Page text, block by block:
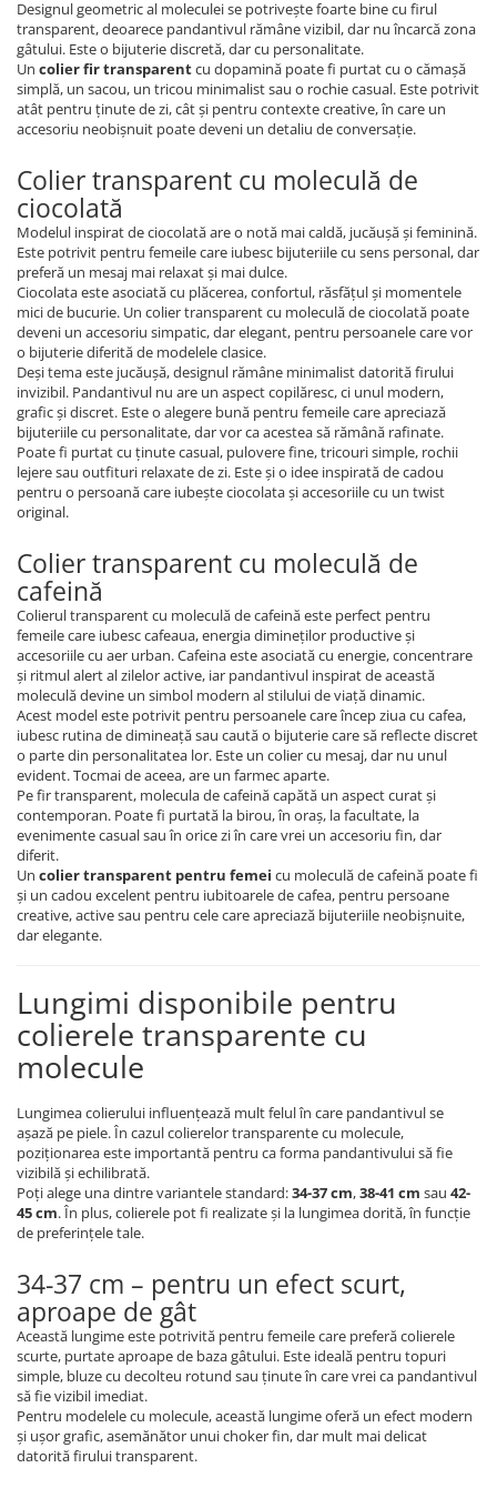
Designul geometric al moleculei se potrivește foarte bine cu firul
transparent, deoarece pandantivul rămâne vizibil, dar nu încarcă zona
gâtului. Este o bijuterie discretă, dar cu personalitate.
Un colier fir transparentcu dopamină poate fi purtat cu o cămașă
simplă, un sacou, un tricou minimalist sau o rochie casual. Este potrivit
atât pentru ținute de zi, cât și pentru contexte creative, în care un
accesoriu neobișnuit poate deveni un detaliu de conversație.
Colier transparent cu moleculă de
ciocolată
Modelul inspirat de ciocolată are o notă mai caldă, jucăușă și feminină.
Este potrivit pentru femeile care iubesc bijuteriile cu sens personal, dar
preferă un mesaj mai relaxat și mai dulce.
Ciocolata este asociată cu plăcerea, confortul, răsfățul și momentele
mici de bucurie. Un colier transparent cu moleculă de ciocolată poate
deveni un accesoriu simpatic, dar elegant, pentru persoanele care vor
o bijuterie diferită de modelele clasice.
Deși tema este jucăușă, designul rămâne minimalist datorită firului
invizibil. Pandantivul nu are un aspect copilăresc, ci unul modern,
grafic și discret. Este o alegere bună pentru femeile care apreciază
bijuteriile cu personalitate, dar vor ca acestea să rămână rafinate.
Poate fi purtat cu ținute casual, pulovere fine, tricouri simple, rochii
lejere sau outfituri relaxate de zi. Este și o idee inspirată de cadou
pentru o persoană care iubește ciocolata și accesoriile cu un twist
original.
Colier transparent cu moleculă de
cafeină
Colierul transparent cu moleculă de cafeină este perfect pentru
femeile care iubesc cafeaua, energia dimineților productive și
accesoriile cu aer urban. Cafeina este asociată cu energie, concentrare
și ritmul alert al zilelor active, iar pandantivul inspirat de această
moleculă devine un simbol modern al stilului de viață dinamic.
Acest model este potrivit pentru persoanele care încep ziua cu cafea,
iubesc rutina de dimineață sau caută o bijuterie care să reflecte discret
o parte din personalitatea lor. Este un colier cu mesaj, dar nu unul
evident. Tocmai de aceea, are un farmec aparte.
Pe fir transparent, molecula de cafeină capătă un aspect curat și
contemporan. Poate fi purtată la birou, în oraș, la facultate, la
evenimente casual sau în orice zi în care vrei un accesoriu fin, dar
diferit.
Un colier transparent pentru femei cu moleculă de cafeină poate fi
și un cadou excelent pentru iubitoarele de cafea, pentru persoane
creative, active sau pentru cele care apreciază bijuteriile neobișnuite,
dar elegante.
Lungimi disponibile pentru
colierele transparente cu
molecule
Lungimea colierului influențează mult felul în care pandantivul se
așază pe piele. În cazul colierelor transparente cu molecule,
poziționarea este importantă pentru ca forma pandantivului să fie
vizibilă și echilibrată.
Poți alege una dintre variantele standard:34-37 cm,38-41 cm sau 42-
45 cm. În plus, colierele pot fi realizate și la lungimea dorită, în funcție
de preferințele tale.
34-37 cm – pentru un efect scurt,
aproape de gât
Această lungime este potrivită pentru femeile care preferă colierele
scurte, purtate aproape de baza gâtului. Este ideală pentru topuri
simple, bluze cu decolteu rotund sau ținute în care vrei ca pandantivul
să fie vizibil imediat.
Pentru modelele cu molecule, această lungime oferă un efect modern
și ușor grafic, asemănător unui choker fin, dar mult mai delicat
datorită firului transparent.